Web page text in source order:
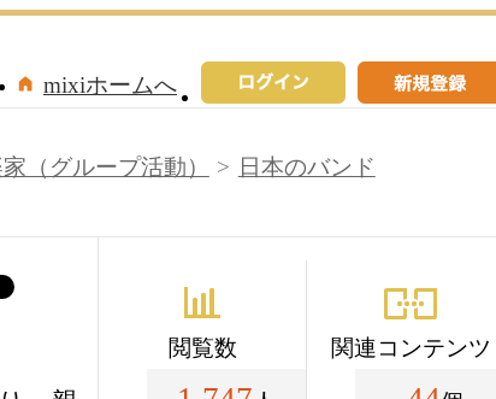
mixiホームへ
（グループ活動）
日本のバンド
閲覧数 関連コンテンツ